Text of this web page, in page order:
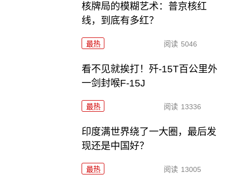
核牌局的模糊艺术：普京核红
线，到底有多红？
最热 阅读 5046
看不见就挨打！歼-15T百公里外
一剑封喉F-15J
最热 阅读 13336
印度满世界绕了一大圈，最后发
现还是中国好？
最热 阅读 13005